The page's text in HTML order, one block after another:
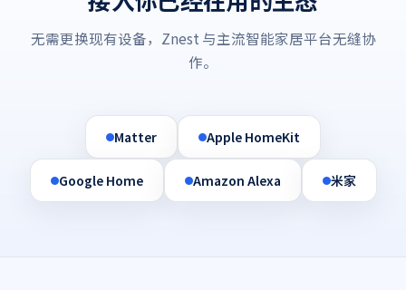
无需更换现有设备，Znest 与主流智能家居平台无缝协
作。
Matter Apple HomeKit
Google Home Amazon Alexa 米家